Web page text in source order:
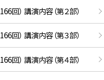
回） 講演内容（第２部）
回） 講演内容（第３部）
回） 講演内容（第４部）